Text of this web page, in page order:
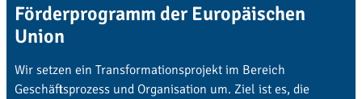
Förderprogramm der Europäischen
Union
Wir setzen ein Transformationsprojekt im Bereich
Geschäftsprozess und Organisation um. Ziel ist es, die